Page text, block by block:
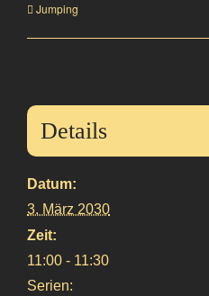
Jumping
Details
Datum:
3. März 2030
Zeit:
11:00 - 11:30
Serien: